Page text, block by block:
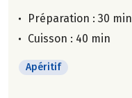
Préparation : 30 min
Cuisson : 40 min
Apéritif